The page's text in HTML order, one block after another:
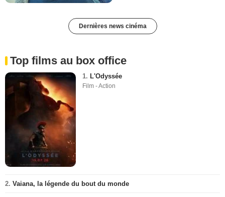
Dernières news cinéma
Top films au box office
1. L'Odyssée
Film - Action
2. Vaiana, la légende du bout du monde